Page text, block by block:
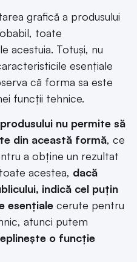
grafică a produsului
toate
acestuia. Totuși, nu
esențiale
că forma sa este
funcții tehnice.
nu permite să
din această formă, ce
a obține un rezultat
acestea, dacă
indică cel puțin
esențiale cerute pentru
atunci putem
o funcție